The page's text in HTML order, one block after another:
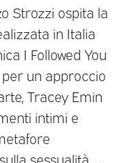
Strozzi ospita la
in Italia
I Followed You
un approccio
Tracey Emin
intimi e
sessualità …